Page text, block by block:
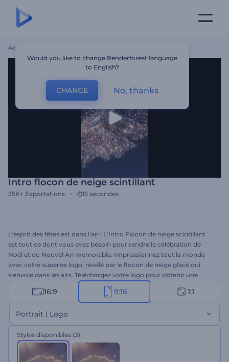
Accueil
Intro flocon de neige scintillant
25K+ Exportations 15 secondes
L'esprit des fêtes est dans l'air ! L'Intro Flocon de neige scintillant
est tout ce dont vous avez besoin pour rendre la célébration de
Noël et du Nouvel An mémorable. Impressionnez tout le monde
avec votre superbe logo, révélé par le flocon de neige glacé qui
s'envole dans les airs. Téléchargez votre logo pour obtenir une
animation vidéo haute résolution en quelques clics seulement.
Parfaitement adapté aux intros de vacances, aux publicités
télévisées de Noël, aux ouvertures de présentation et à de
nombreux autres projets créatifs. Essayez-le maintenant !
16:9 9:16 1:1
Portrait | Logo
Styles disponibles (2)
Would you like to change Renderforest language
to English?
CHANGE No, thanks